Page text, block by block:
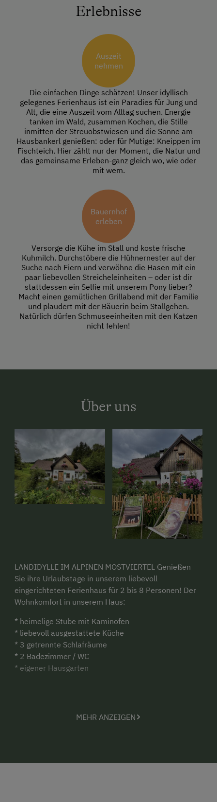
Erlebnisse
Auszeit
nehmen
Die einfachen Dinge schätzen! Unser idyllisch
gelegenes Ferienhaus ist ein Paradies für Jung und
Alt, die eine Auszeit vom Alltag suchen. Energie
tanken im Wald, zusammen Kochen, die Stille
inmitten der Streuobstwiesen und die Sonne am
Hausbankerl genießen: oder für Mutige: Kneippen im
Fischteich. Hier zählt nur der Moment, die Natur und
das gemeinsame Erleben-ganz gleich wo, wie oder
mit wem.
Bauernhof
erleben
Versorge die Kühe im Stall und koste frische
Kuhmilch. Durchstöbere die Hühnernester auf der
Suche nach Eiern und verwöhne die Hasen mit ein
paar liebevollen Streicheleinheiten – oder ist dir
stattdessen ein Selfie mit unserem Pony lieber?
Macht einen gemütlichen Grillabend mit der Familie
und plaudert mit der Bäuerin beim Stallgehen.
Natürlich dürfen Schmuseeinheiten mit den Katzen
nicht fehlen!
Über uns
LANDIDYLLE IM ALPINEN MOSTVIERTEL Genießen
Sie ihre Urlaubstage in unserem liebevoll
eingerichteten Ferienhaus für 2 bis 8 Personen! Der
Wohnkomfort in unserem Haus:
* heimelige Stube mit Kaminofen
* liebevoll ausgestattete Küche
* 3 getrennte Schlafräume
* 2 Badezimmer / WC
* eigener Hausgarten
gemütlichen Verweilen im Garten. Spüren und
MEHR ANZEIGEN